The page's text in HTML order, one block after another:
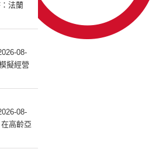
法蘭
08-
擬經營
08-
高齡亞